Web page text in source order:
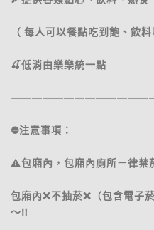
（ 每人可以餐點吃到飽、飲料
🍒低消由樂樂統一點
⛔️注意事項：
⚠️包廂內，包廂內廁所ㄧ律禁
包廂內❌不抽菸❌（包含電子
～‼️